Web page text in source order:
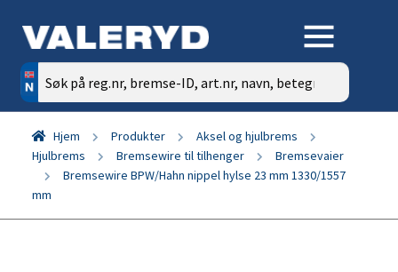
Søk
etter:
Hjem Produkter
Aksel og hjulbrems
Hjulbrems
Bremsewire til tilhenger
Bremsevaier
Bremsewire BPW/Hahn nippel hylse 23 mm 1330/1557
mm